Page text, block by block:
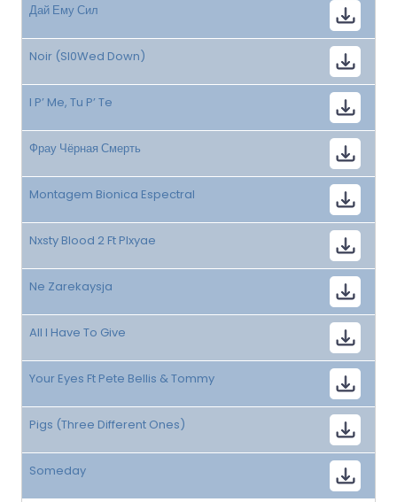
Дай Ему Сил
Noir (Sl0Wed Down)
I P’ Me, Tu P’ Te
Фрау Чёрная Смерть
Montagem Bionica Espectral
Nxsty Blood 2 Ft Plxyae
Ne Zarekaysja
All I Have To Give
Your Eyes Ft Pete Bellis & Tommy
Pigs (Three Different Ones)
Someday